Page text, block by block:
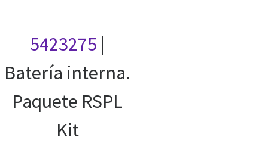
5423275 |
Batería interna.
Paquete RSPL
Kit